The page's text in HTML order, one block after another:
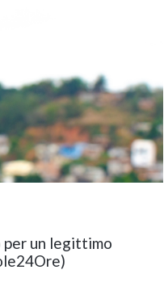
per un legittimo